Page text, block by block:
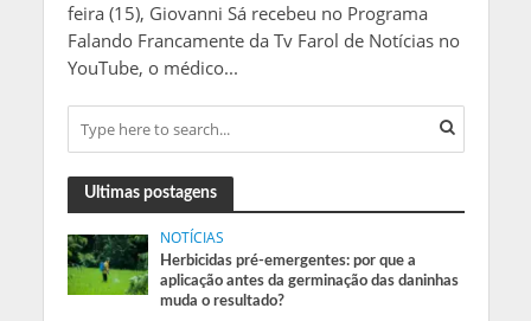
feira (15), Giovanni Sá recebeu no Programa
Falando Francamente da Tv Farol de Notícias no
YouTube, o médico...
Ultimas postagens
NOTÍCIAS
Herbicidas pré-emergentes: por que a
aplicação antes da germinação das daninhas
muda o resultado?